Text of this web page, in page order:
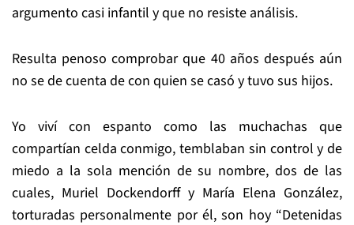
argumento casi infantil y que no resiste análisis.
Resulta penoso comprobar que 40 años después aún
no se de cuenta de con quien se casó y tuvo sus hijos.
Yo viví con espanto como las muchachas que
compartían celda conmigo, temblaban sin control y de
miedo a la sola mención de su nombre, dos de las
cuales, Muriel Dockendorff y María Elena González,
torturadas personalmente por él, son hoy “Detenidas